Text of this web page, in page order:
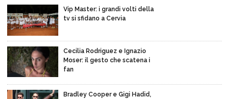
Vip Master: i grandi volti della
tv si sfidano a Cervia
Cecilia Rodriguez e Ignazio
Moser: il gesto che scatena i
fan
Bradley Cooper e Gigi Hadid,